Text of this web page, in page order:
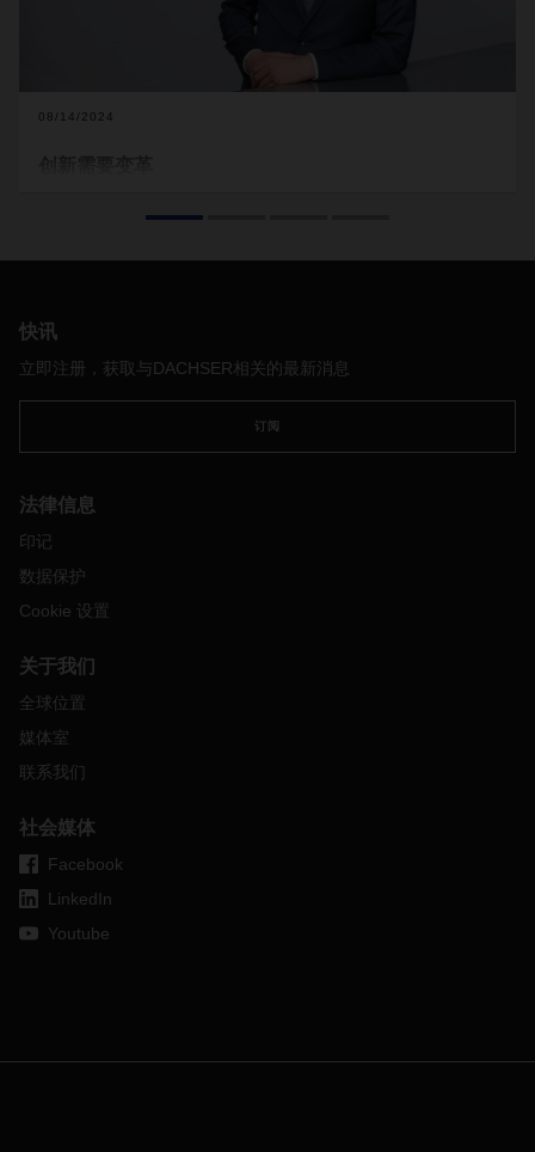
08/14/2024
快讯
立即注册，获取与DACHSER相关的最新消息
订阅
法律信息
印记
数据保护
Cookie 设置
关于我们
全球位置
媒体室
联系我们
社会媒体
Facebook
LinkedIn
Youtube